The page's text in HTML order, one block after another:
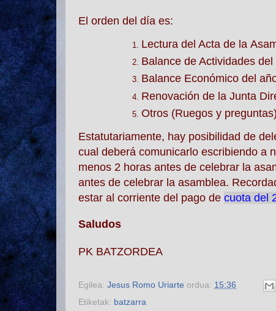
El orden del día es:
Lectura del Acta de la
Balance de Actividades
Balance Económico del
Renovación de la Junta
Otros (Ruegos y preguntas)
Estatutariamente, hay posibilidad de
cual deberá comunicarlo escribiendo a
menos 2 horas antes de celebrar la
antes de celebrar la asamblea.
estar al corriente del pago de cuota del
Saludos
PK BATZORDEA
Egilea: Jesus Romo Uriarte ordua: 15:36
Etiketak: batzarra